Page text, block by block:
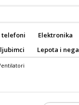
telefoni Elektronika
Lepota i nega